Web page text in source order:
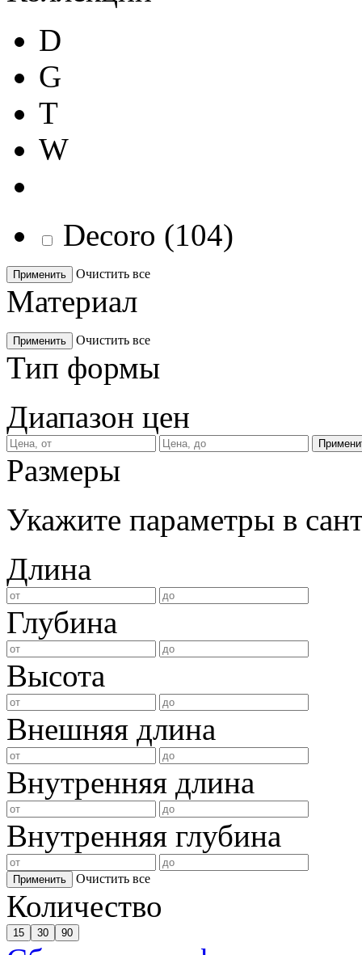
D
G
T
W
Decoro (104)
Применить Очистить все
Материал
Применить Очистить все
Тип формы
Диапазон цен
Размеры
Укажите параметры в
Длина
Глубина
Высота
Внешняя длина
Внутренняя длина
Внутренняя глубина
Применить Очистить все
Количество
15 30 90